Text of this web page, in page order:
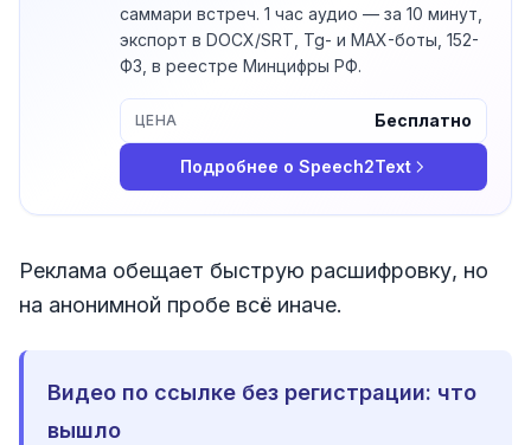
саммари встреч. 1 час аудио — за 10 минут,
экспорт в DOCX/SRT, Tg- и MAX-боты, 152-
ФЗ, в реестре Минцифры РФ.
Подробнее о Speech2Text
ЦЕНА Бесплатно
Реклама обещает быструю расшифровку, но
на анонимной пробе всё иначе.
Видео по ссылке без регистрации: что
вышло